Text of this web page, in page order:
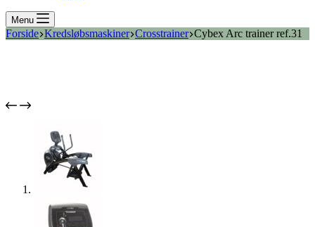
Menu
Forside Kredsløbsmaskiner Crosstrainer Cybex Arc trainer ref.31